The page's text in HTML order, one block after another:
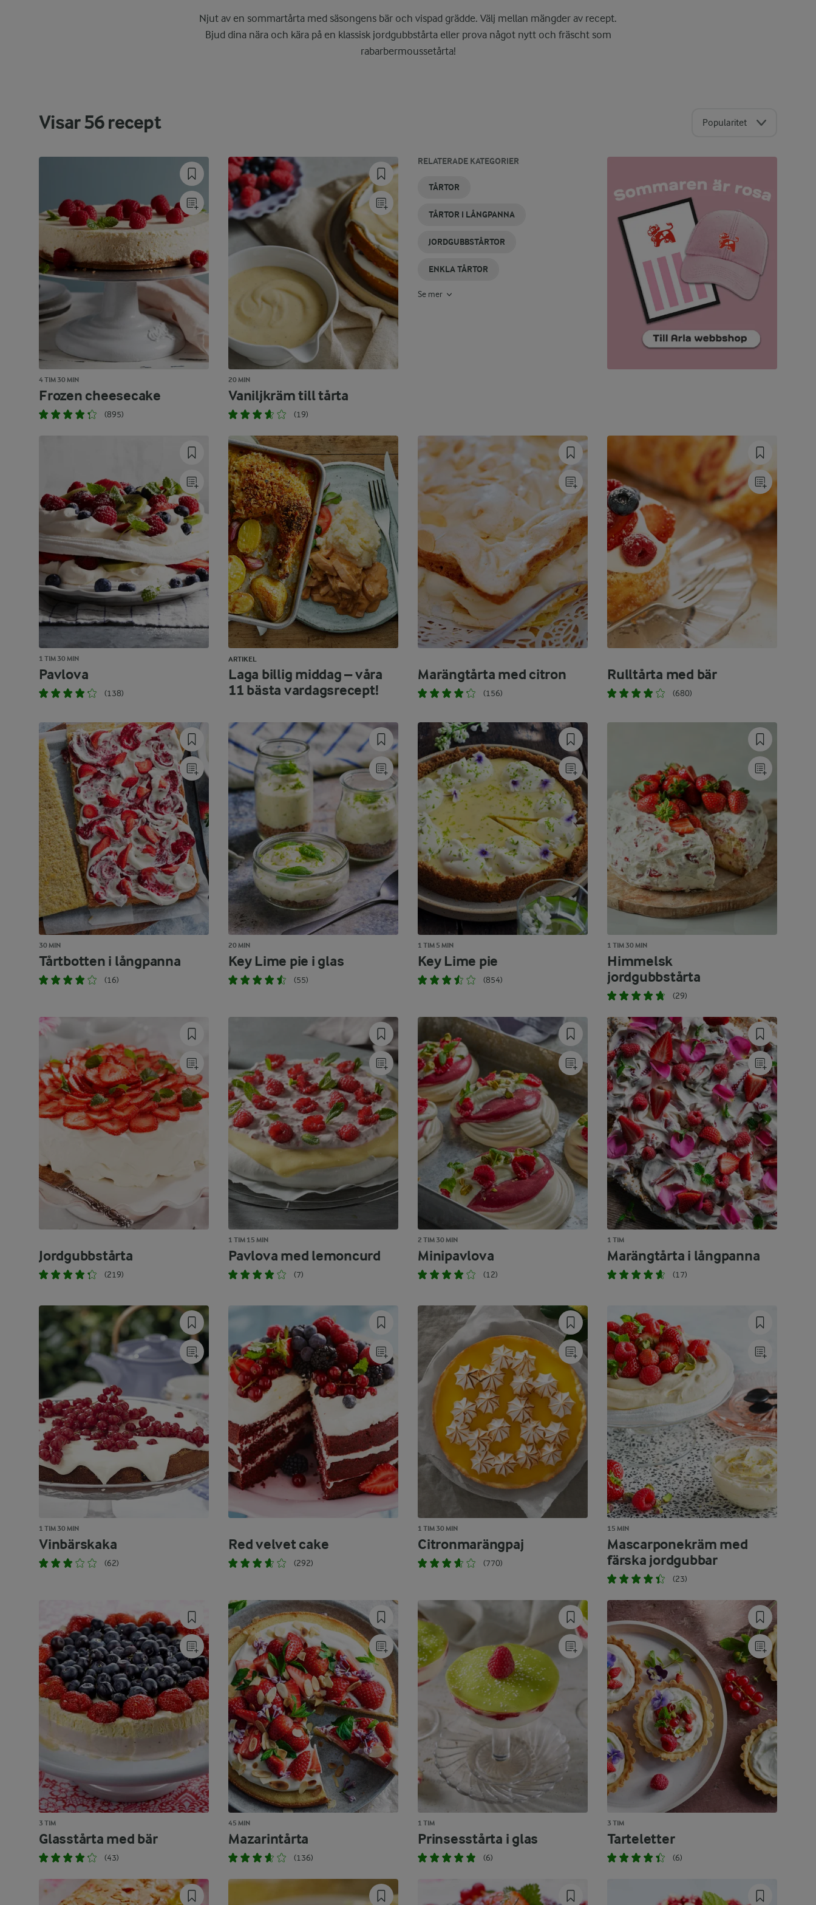
Njut av en sommartårta med säsongens bär och vispad grädde. Välj mellan mängder av recept.
Bjud dina nära och kära på en klassisk jordgubbstårta eller prova något nytt och fräscht som
rabarbermoussetårta!
Visar56recept Popularitet
4 TIM 30 MIN
Frozen cheesecake
(895)
20 MIN
Vaniljkräm till tårta
(19)
RELATERADE KATEGORIER
TÅRTOR
TÅRTOR I LÅNGPANNA
JORDGUBBSTÅRTOR
ENKLA TÅRTOR
GLUTENFRIA
TÅRTOR
CHOKLADTÅRTOR
MANDELTÅRTA
SOMMARSOPPA
SOMMARDRINK
SOMMARDRYCK
Se mer
1 TIM 30 MIN
Pavlova
(138)
ARTIKEL
Laga billig middag – våra
11 bästa vardagsrecept!
Marängtårta med citron
(156)
Rulltårta med bär
(680)
30 MIN
Tårtbotten i långpanna
(16)
20 MIN
Key Lime pie i glas
(55)
1 TIM 5 MIN
Key Lime pie
(854)
1 TIM 30 MIN
Himmelsk
jordgubbstårta
(29)
Jordgubbstårta
(219)
1 TIM 15 MIN
Pavlova med lemoncurd
(7)
2 TIM 30 MIN
Minipavlova
(12)
1 TIM
Marängtårta i långpanna
(17)
1 TIM 30 MIN
Vinbärskaka
(62)
Red velvet cake
(292)
1 TIM 30 MIN
Citronmarängpaj
(770)
15 MIN
Mascarponekräm med
färska jordgubbar
(23)
3 TIM
Glasstårta med bär
(43)
45 MIN
Mazarintårta
(136)
1 TIM
Prinsesstårta i glas
(6)
3 TIM
Tarteletter
(6)